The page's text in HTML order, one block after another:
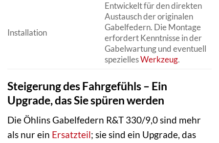
Installation
Entwickelt für den direkten
Austausch der originalen
Gabelfedern. Die Montage
erfordert Kenntnisse in der
Gabelwartung und eventuell
speziellesWerkzeug.
Steigerung des Fahrgefühls – Ein
Upgrade, das Sie spüren werden
Die Öhlins Gabelfedern R&T 330/9,0 sind mehr
als nur ein Ersatzteil; sie sind ein Upgrade, das